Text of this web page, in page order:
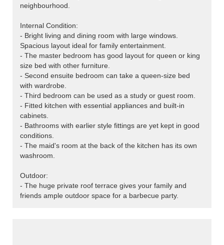
neighbourhood.
Internal Condition:
- Bright living and dining room with large windows.
Spacious layout ideal for family entertainment.
- The master bedroom has good layout for queen or king
size bed with other furniture.
- Second ensuite bedroom can take a queen-size bed
with wardrobe.
- Third bedroom can be used as a study or guest room.
- Fitted kitchen with essential appliances and built-in
cabinets.
- Bathrooms with earlier style fittings are yet kept in good
conditions.
- The maid's room at the back of the kitchen has its own
washroom.
Outdoor:
- The huge private roof terrace gives your family and
friends ample outdoor space for a barbecue party.